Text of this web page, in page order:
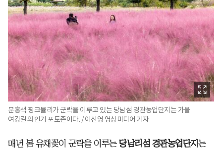
분홍색 핑크뮬리가 군락을 이루고 있는 당남섬 경관농업단지는 가을
여강길의 인기 포토존이다. / 이신영 영상미디어 기자
매년 봄 유채꽃이 군락을 이루는 당남리섬 경관농업단지 는